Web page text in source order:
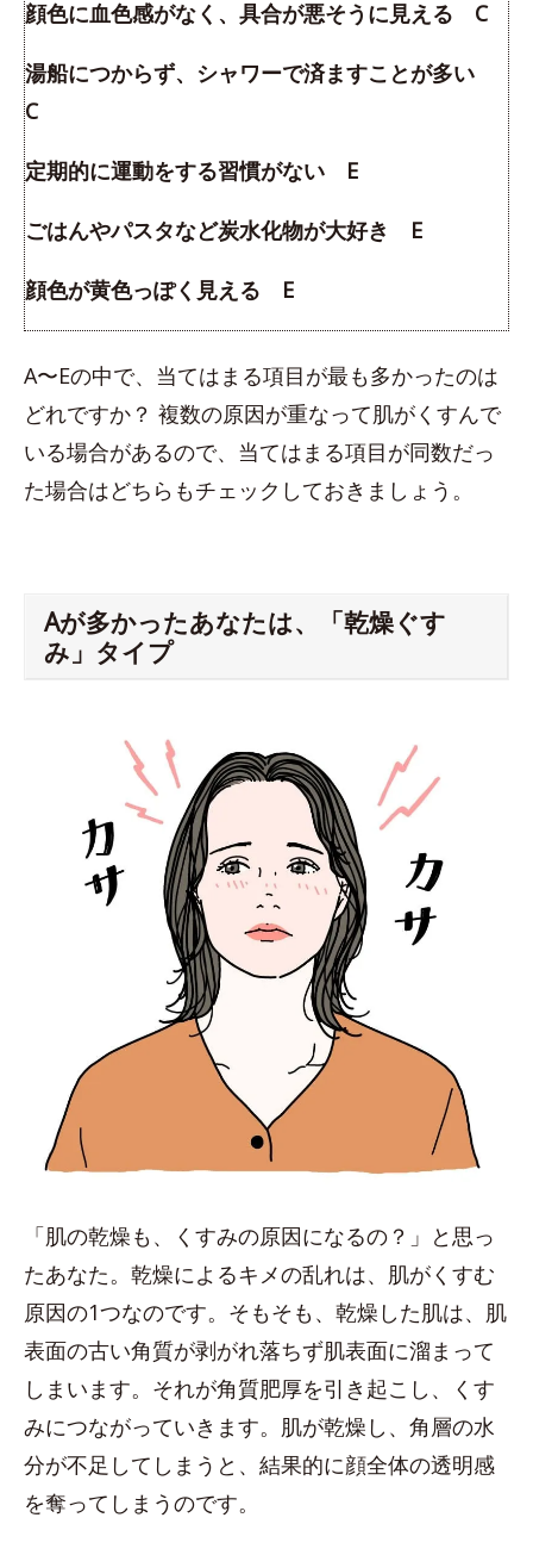
顔色に血色感がなく、具合が悪そうに見える C
湯船につからず、シャワーで済ますことが多い
C
定期的に運動をする習慣がない E
ごはんやパスタなど炭水化物が大好き E
顔色が黄色っぽく見える E
A〜Eの中で、当てはまる項目が最も多かったのは
どれですか？ 複数の原因が重なって肌がくすんで
いる場合があるので、当てはまる項目が同数だっ
た場合はどちらもチェックしておきましょう。
Aが多かったあなたは、「乾燥ぐす
み」タイプ
「肌の乾燥も、くすみの原因になるの？」と思っ
たあなた。乾燥によるキメの乱れは、肌がくすむ
原因の1つなのです。そもそも、乾燥した肌は、肌
表面の古い角質が剥がれ落ちず肌表面に溜まって
しまいます。それが角質肥厚を引き起こし、くす
みにつながっていきます。肌が乾燥し、角層の水
分が不足してしまうと、結果的に顔全体の透明感
を奪ってしまうのです。